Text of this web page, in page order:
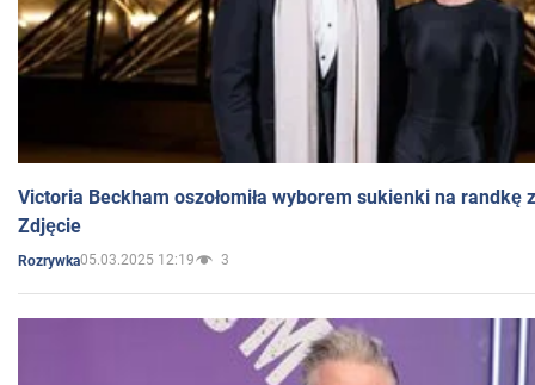
Victoria Beckham oszołomiła wyborem sukienki na randkę
Zdjęcie
Rozrywka05.03.2025 12:19 3